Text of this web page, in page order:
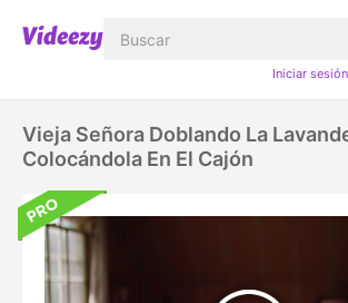
Iniciar sesión
Vieja Señora Doblando La
Colocándola En El Cajón